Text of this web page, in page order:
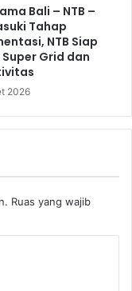
Bali – NTB –
Tahap
NTB Siap
Grid dan
2026
Ruas yang wajib